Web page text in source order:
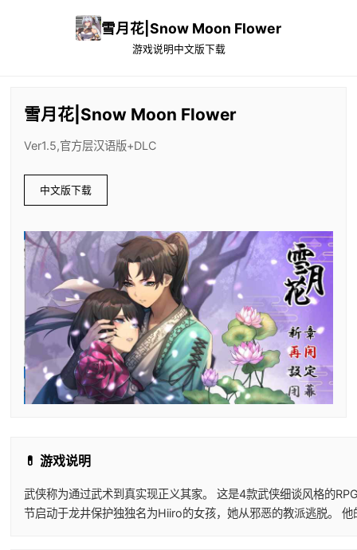
雪月花|Snow Moon Flower
游戏说明 中文版下载
雪月花|Snow Moon Flower
Ver1.5,官方层汉语版+DLC
中文版下载
💊 游戏说明
武侠称为通过武术到真实现正义其家。 这是4款武侠细谈风格的
节启动于龙井保护独独名为Hiiro的女孩，她从邪恶的教派逃脱。